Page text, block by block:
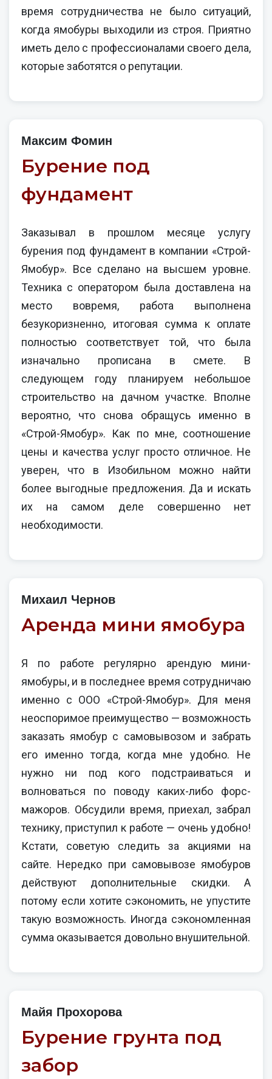
время сотрудничества не было ситуаций,
когда ямобуры выходили из строя. Приятно
иметь дело с профессионалами своего дела,
которые заботятся о репутации.
Максим Фомин
Бурение под
фундамент
Заказывал в прошлом месяце услугу
бурения под фундамент в компании «Строй-
Ямобур». Все сделано на высшем уровне.
Техника с оператором была доставлена на
место вовремя, работа выполнена
безукоризненно, итоговая сумма к оплате
полностью соответствует той, что была
изначально прописана в смете. В
следующем году планируем небольшое
строительство на дачном участке. Вполне
вероятно, что снова обращусь именно в
«Строй-Ямобур». Как по мне, соотношение
цены и качества услуг просто отличное. Не
уверен, что в Изобильном можно найти
более выгодные предложения. Да и искать
их на самом деле совершенно нет
необходимости.
Михаил Чернов
Аренда мини ямобура
Я по работе регулярно арендую мини-
ямобуры, и в последнее время сотрудничаю
именно с ООО «Строй-Ямобур». Для меня
неоспоримое преимущество — возможность
заказать ямобур с самовывозом и забрать
его именно тогда, когда мне удобно. Не
нужно ни под кого подстраиваться и
волноваться по поводу каких-либо форс-
мажоров. Обсудили время, приехал, забрал
технику, приступил к работе — очень удобно!
Кстати, советую следить за акциями на
сайте. Нередко при самовывозе ямобуров
действуют дополнительные скидки. А
потому если хотите сэкономить, не упустите
такую возможность. Иногда сэкономленная
сумма оказывается довольно внушительной.
Майя Прохорова
Бурение грунта под
забор